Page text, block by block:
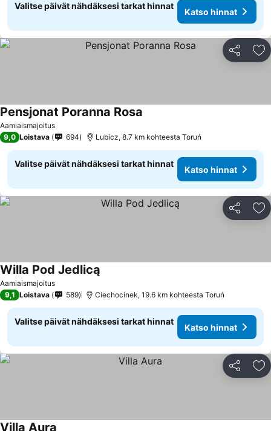
Valitse päivät nähdäksesi tarkat hinnat
Katso hinnat
Jaa
Aamiaismajoitus
Pensjonat Poranna Rosa
9,0 Loistava 694 Lubicz, 8.7 km kohteesta Toruń
Valitse päivät nähdäksesi tarkat hinnat
Katso hinnat
Jaa
Aamiaismajoitus
Willa Pod Jedlicą
9,1 Loistava 589 Ciechocinek, 19.6 km kohteesta Toruń
Valitse päivät nähdäksesi tarkat hinnat
Katso hinnat
Jaa
Villa Aura